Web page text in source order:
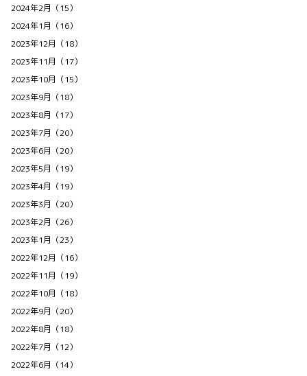
2024年2月（15）
2024年1月（16）
2023年12月（18）
2023年11月（17）
2023年10月（15）
2023年9月（18）
2023年8月（17）
2023年7月（20）
2023年6月（20）
2023年5月（19）
2023年4月（19）
2023年3月（20）
2023年2月（26）
2023年1月（23）
2022年12月（16）
2022年11月（19）
2022年10月（18）
2022年9月（20）
2022年8月（18）
2022年7月（12）
2022年6月（14）